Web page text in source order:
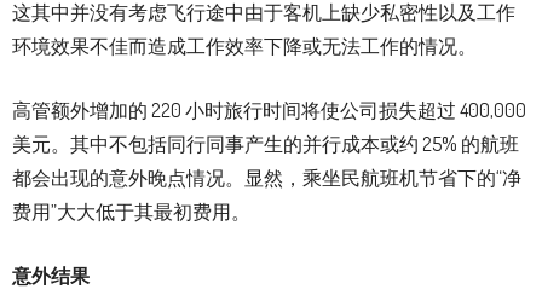
这其中并没有考虑飞行途中由于客机上缺少私密性以及工作
环境效果不佳而造成工作效率下降或无法工作的情况。
高管额外增加的 220 小时旅行时间将使公司损失超过 400,000
美元。其中不包括同行同事产生的并行成本或约 25% 的航班
都会出现的意外晚点情况。显然，乘坐民航班机节省下的“净
费用”大大低于其最初费用。
意外结果